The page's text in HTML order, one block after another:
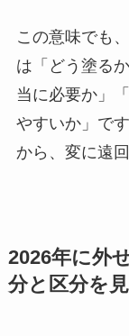
この意味でも
は「どう塗る
当に必要か」
やすいか」で
から、変に遠
2026年に外
分と区分を